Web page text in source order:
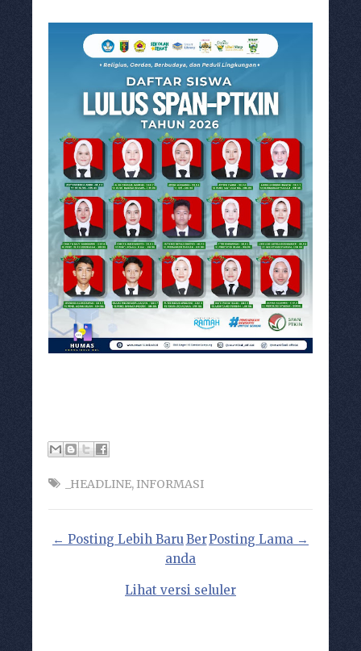
_HEADLINE, INFORMASI
← Posting Lebih Baru Posting Lama →
Ber
anda
Lihat versi seluler